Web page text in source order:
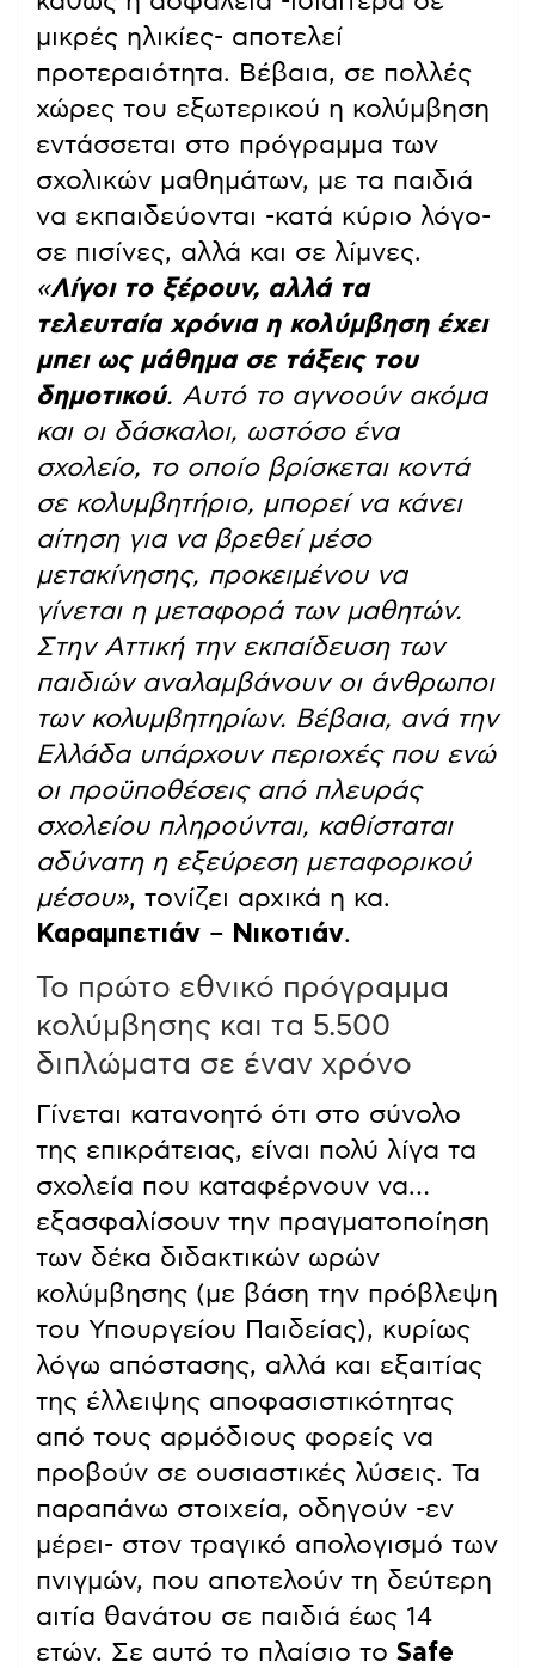
μικρές ηλικίες- αποτελεί
προτεραιότητα. Βέβαια, σε πολλές
χώρες του εξωτερικού η κολύμβηση
εντάσσεται στο πρόγραμμα των
σχολικών μαθημάτων, με τα παιδιά
να εκπαιδεύονται -κατά κύριο λόγο-
σε πισίνες, αλλά και σε λίμνες.
«Λίγοι το ξέρουν, αλλά τα
τελευταία χρόνια η κολύμβηση έχει
μπει ως μάθημα σε τάξεις του
δημοτικού. Αυτό το αγνοούν ακόμα
και οι δάσκαλοι, ωστόσο ένα
σχολείο, το οποίο βρίσκεται κοντά
σε κολυμβητήριο, μπορεί να κάνει
αίτηση για να βρεθεί μέσο
μετακίνησης, προκειμένου να
γίνεται η μεταφορά των μαθητών.
Στην Αττική την εκπαίδευση των
παιδιών αναλαμβάνουν οι άνθρωποι
των κολυμβητηρίων. Βέβαια, ανά την
Ελλάδα υπάρχουν περιοχές που ενώ
οι προϋποθέσεις από πλευράς
σχολείου πληρούνται, καθίσταται
αδύνατη η εξεύρεση μεταφορικού
μέσου», τονίζει αρχικά η κα.
Καραμπετιάν – Νικοτιάν.
Το πρώτο εθνικό πρόγραμμα
κολύμβησης και τα 5.500
διπλώματα σε έναν χρόνο
Γίνεται κατανοητό ότι στο σύνολο
της επικράτειας, είναι πολύ λίγα τα
σχολεία που καταφέρνουν να…
εξασφαλίσουν την πραγματοποίηση
των δέκα διδακτικών ωρών
κολύμβησης (με βάση την πρόβλεψη
του Υπουργείου Παιδείας), κυρίως
λόγω απόστασης, αλλά και εξαιτίας
της έλλειψης αποφασιστικότητας
από τους αρμόδιους φορείς να
προβούν σε ουσιαστικές λύσεις. Τα
παραπάνω στοιχεία, οδηγούν -εν
μέρει- στον τραγικό απολογισμό των
πνιγμών, που αποτελούν τη δεύτερη
αιτία θανάτου σε παιδιά έως 14
ετών. Σε αυτό το πλαίσιο το Safe